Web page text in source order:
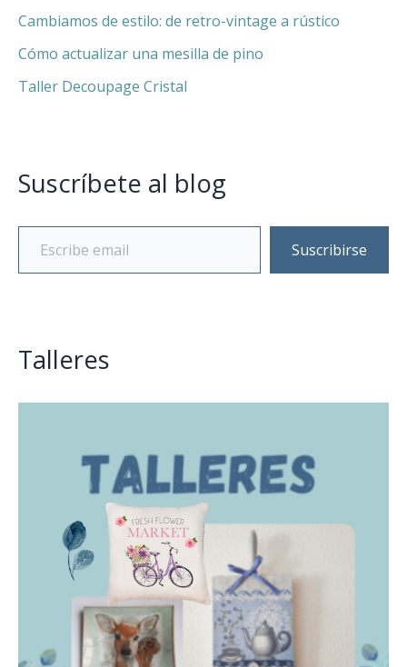
Cambiamos de estilo: de retro-vintage a rústico
Cómo actualizar una mesilla de pino
Taller Decoupage Cristal
Suscríbete al blog
Suscribirse
Talleres